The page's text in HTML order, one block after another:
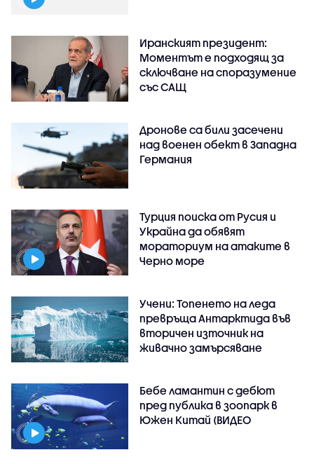
Иранският президент:
Моментът е подходящ за
сключване на споразумение
със САЩ
Дронове са били засечени
над военен обект в Западна
Германия
Турция поиска от Русия и
Украйна да обявят
мораториум на атаките в
Черно море
Учени: Топенето на леда
превръща Антарктида във
вторичен източник на
живачно замърсяване
Бебе ламантин с дебют
пред публика в зоопарк в
Южен Китай (ВИДЕО